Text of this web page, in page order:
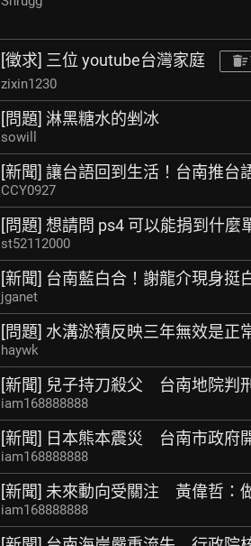
[徵求] 三位 youtube台灣家庭
zixin1230
[問題] 淋黑糖水的剉冰
sowill
[新聞] 讓台語回到生活！台南推台
CCY0927
[問題] 想請問 ps4 可以能捐到什麼
st52112000
[新聞] 台南藍白合！謝龍介現身挺
jganet
[問題] 水溝淤積反映三年無效是正
haywk
[新聞] 兒子持刀殺父 台南地院判
iam168888888
[新聞] 日本熊本震災 台南市政府
iam168888888
[新聞] 未來動向受關注 黃偉哲：
iam168888888